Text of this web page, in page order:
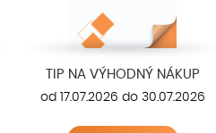
TIP NA VÝHODNÝ NÁKUP
od 17.07.2026 do 30.07.2026